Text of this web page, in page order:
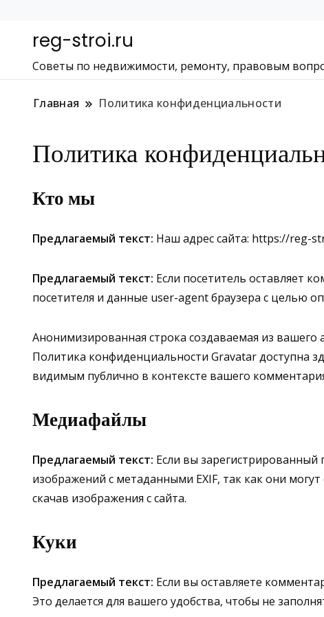
reg-stroi.ru
Советы по недвижимости, ремонту, правовым
Главная Политика конфиденциальности
Политика
Кто мы
Предлагаемый текст: Наш адрес сайта: https://reg-
Предлагаемый текст: Если посетитель оставляет
посетителя и данные user-agent браузера с целью
Анонимизированная строка создаваемая из вашего
Политика конфиденциальности Gravatar доступна
видимым публично в контексте вашего
Медиафайлы
Предлагаемый текст: Если вы зарегистрированный
изображений с метаданными EXIF, так как они
скачав изображения с сайта.
Куки
Предлагаемый текст: Если вы оставляете
Это делается для вашего удобства, чтобы не